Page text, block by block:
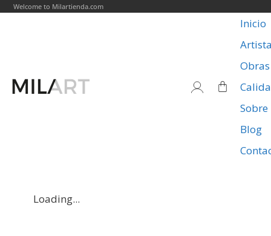
Welcome to Milartienda.com
Inicio
Obras
Blog
Loading...